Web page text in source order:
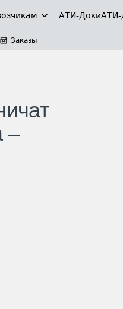
АТИ-Доки
Заказы
–